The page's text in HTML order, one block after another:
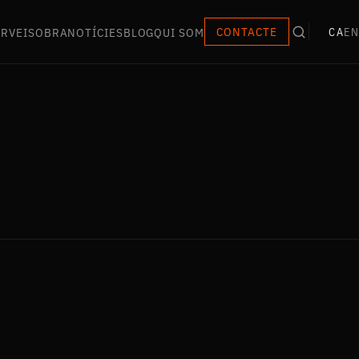
OBRANOTÍCIESBLOGQUI SOM CONTACTE CAEN